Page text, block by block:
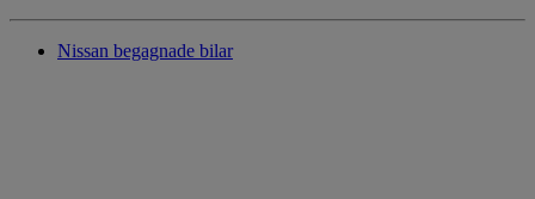
Nissan begagnade bilar